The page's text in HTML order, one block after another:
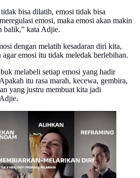
bisa dilatih, emosi tidak bisa
emosi, maka emosi akan makin
balik,” kata Adjie.
dengan melatih kesadaran diri kita,
emosi itu tidak meledak berlebihan.
melabeli setiap emosi yang hadir
itu rasa marah, kecewa, gembira,
yang justru membuat kita jadi